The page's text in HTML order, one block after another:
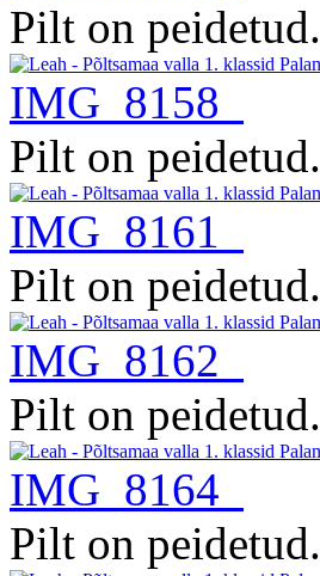
Pilt on peidetud.
IMG_8158
Pilt on peidetud.
IMG_8161
Pilt on peidetud.
IMG_8162
Pilt on peidetud.
IMG_8164
Pilt on peidetud.